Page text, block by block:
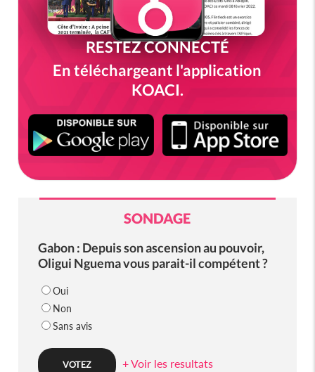
RESTEZ CONNECTÉ
En téléchargeant l'application
KOACI.
SONDAGE
Gabon : Depuis son ascension au pouvoir,
Oligui Nguema vous parait-il compétent ?
Oui
Non
Sans avis
+ Voir les resultats